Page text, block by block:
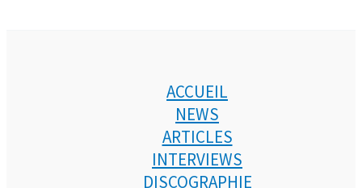
ACCUEIL
NEWS
ARTICLES
INTERVIEWS
DISCOGRAPHIE